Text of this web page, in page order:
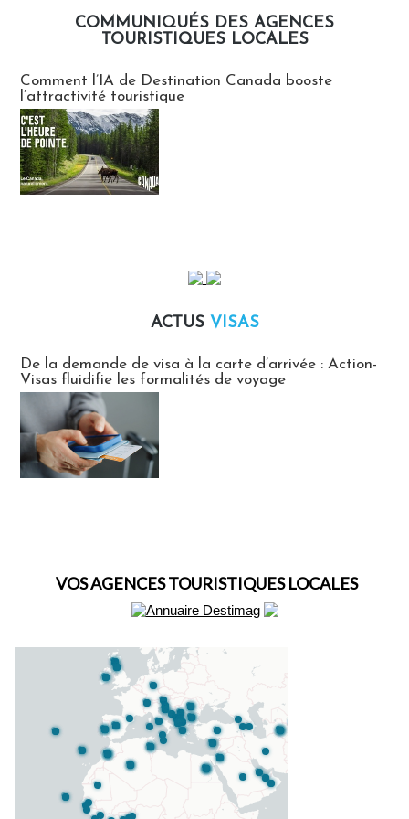
COMMUNIQUÉS DES AGENCES
TOURISTIQUES LOCALES
Comment l’IA de Destination Canada booste
l’attractivité touristique
ACTUS VISAS
De la demande de visa à la carte d’arrivée : Action-
Visas fluidifie les formalités de voyage
VOS AGENCES TOURISTIQUES LOCALES